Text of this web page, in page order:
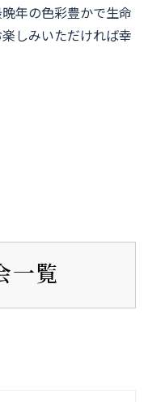
年の色彩豊かで生命
しみいただければ幸
一覧